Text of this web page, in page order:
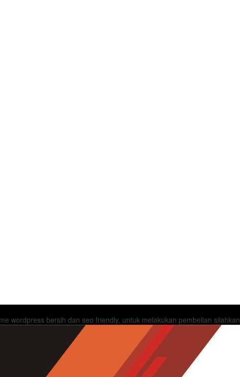
wordpress bersih dan seo friendly, untuk melakukan pembelian silahkan